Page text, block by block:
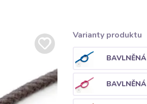
Varianty produktu